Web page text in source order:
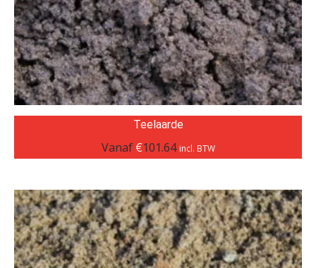
Teelaarde
Vanaf €101.64 incl. BTW